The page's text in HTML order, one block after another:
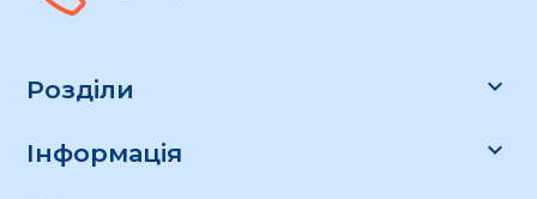
Розділи 
Інформація 